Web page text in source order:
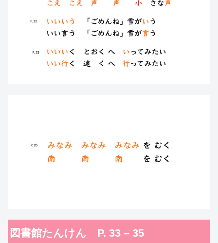
図書館たんけん P. 33 – 35